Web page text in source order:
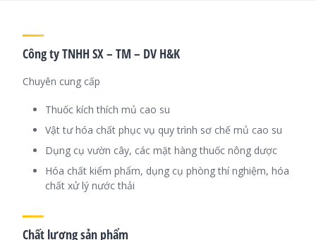
Công ty TNHH SX – TM – DV H&K
Chuyên cung cấp
Thuốc kích thích mủ cao su
Vật tư hóa chất phục vụ quy trình sơ chế mủ cao su
Dụng cụ vườn cây, các mặt hàng thuốc nông dược
Hóa chất kiểm phẩm, dụng cụ phòng thí nghiệm, hóa
chất xử lý nước thải
Chất lượng sản phẩm